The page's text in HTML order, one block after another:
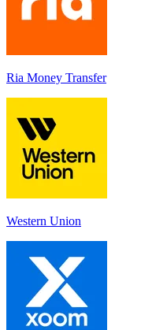
Ria Money Transfer
Western Union